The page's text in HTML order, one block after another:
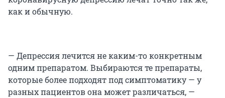
как и обычную.
— Депрессия лечится не каким-то конкретным
одним препаратом. Выбираются те препараты,
которые более подходят под симптоматику — у
разных пациентов она может различаться, —